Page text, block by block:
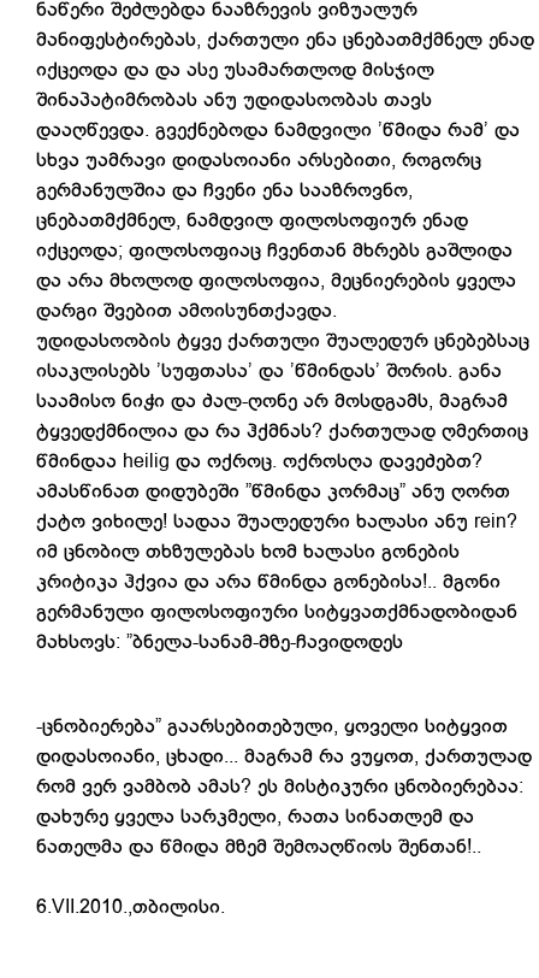
ნაწერი შეძლებდა ნააზრევის ვიზუალურ
მანიფესტირებას, ქართული ენა ცნებათმქმნელ ენად
იქცეოდა და და ასე უსამართლოდ მისჯილ
შინაპატიმრობას ანუ უდიდასოობას თავს
დააღწევდა. გვექნებოდა ნამდვილი ’წმიდა რამ’ და
სხვა უამრავი დიდასოიანი არსებითი, როგორც
გერმანულშია და ჩვენი ენა სააზროვნო,
ცნებათმქმნელ, ნამდვილ ფილოსოფიურ ენად
იქცეოდა; ფილოსოფიაც ჩვენთან მხრებს გაშლიდა
და არა მხოლოდ ფილოსოფია, მეცნიერების ყველა
დარგი შვებით ამოისუნთქავდა.
უდიდასოობის ტყვე ქართული შუალედურ ცნებებსაც
ისაკლისებს ’სუფთასა’ და ’წმინდას’ შორის. განა
საამისო ნიჭი და ძალ-ღონე არ მოსდგამს, მაგრამ
ტყვედქმნილია და რა ჰქმნას? ქართულად ღმერთიც
წმინდაა heilig და ოქროც. ოქროსღა დავეძებთ?
ამასწინათ დიდუბეში ”წმინდა კორმაც” ანუ ღორთ
ქატო ვიხილე! სადაა შუალედური ხალასი ანუ rein?
იმ ცნობილ თხზულებას ხომ ხალასი გონების
კრიტიკა ჰქვია და არა წმინდა გონებისა!.. მგონი
გერმანული ფილოსოფიური სიტყვათქმნადობიდან
მახსოვს: ”ბნელა-სანამ-მზე-ჩავიდოდეს
-ცნობიერება” გაარსებითებული, ყოველი სიტყვით
დიდასოიანი, ცხადი... მაგრამ რა ვუყოთ, ქართულად
რომ ვერ ვამბობ ამას? ეს მისტიკური ცნობიერებაა:
დახურე ყველა სარკმელი, რათა სინათლემ და
ნათელმა და წმიდა მზემ შემოაღწიოს შენთან!..
6.VII.2010.,თბილისი.